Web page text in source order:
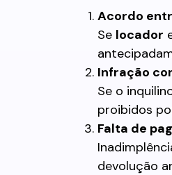
Acordo
Se locador
Infração
Se o
proibidos
Falta de
devolução